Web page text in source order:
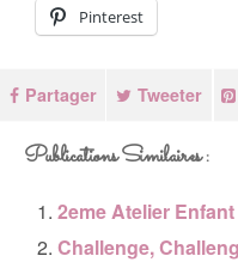
Pinterest
Partager Tweeter
Publications Similaires :
2eme Atelier
Challenge,